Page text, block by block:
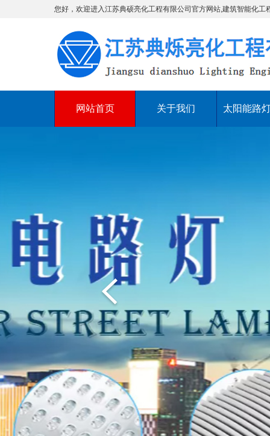
您好，欢迎进入江苏典硕亮化工程有限公司官方网站,建筑智能化工
网站首页 关于我们 太阳能路